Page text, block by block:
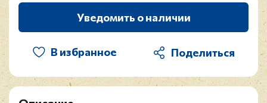
Уведомить о наличии
В избранное